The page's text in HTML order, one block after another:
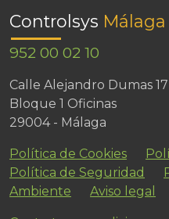
Controlsys Málaga
952 00 02 10
Calle Alejandro Dumas 17
Bloque 1 Oficinas
29004 - Málaga
Política de Cookies
Política de Seguridad
Ambiente
Aviso legal